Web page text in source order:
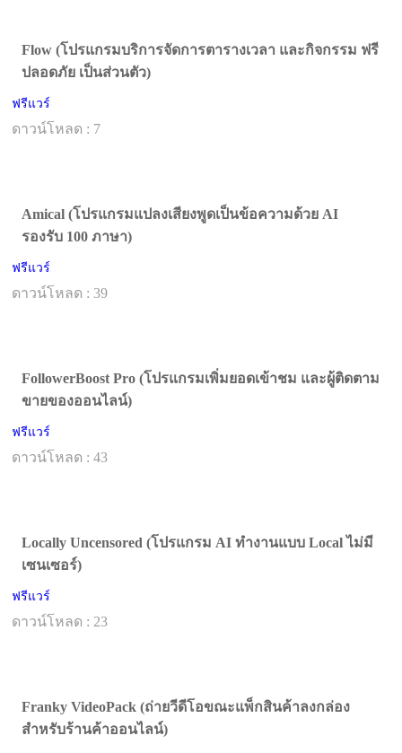
Flow (โปรแกรมบริการจัดการตารางเวลา และกิจกรรม ฟรี
ปลอดภัย เป็นส่วนตัว)
ฟรีแวร์
ดาวน์โหลด : 7
Amical (โปรแกรมแปลงเสียงพูดเป็นข้อความด้วย AI
รองรับ 100 ภาษา)
ฟรีแวร์
ดาวน์โหลด : 39
FollowerBoost Pro (โปรแกรมเพิ่มยอดเข้าชม และผู้ติดตาม
ขายของออนไลน์)
ฟรีแวร์
ดาวน์โหลด : 43
Locally Uncensored (โปรแกรม AI ทำงานแบบ Local ไม่มี
เซนเซอร์)
ฟรีแวร์
ดาวน์โหลด : 23
Franky VideoPack (ถ่ายวีดีโอขณะแพ็กสินค้าลงกล่อง
สำหรับร้านค้าออนไลน์)